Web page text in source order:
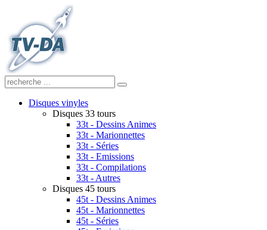
Disques vinyles
Disques 33 tours
33t - Dessins Animes
33t - Marionnettes
33t - Séries
33t - Emissions
33t - Compilations
33t - Autres
Disques 45 tours
45t - Dessins Animes
45t - Marionnettes
45t - Séries